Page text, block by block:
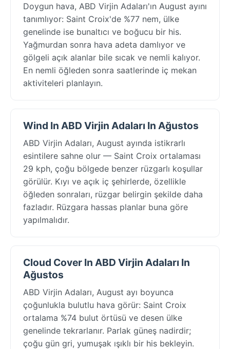
Doygun hava, ABD Virjin Adaları'ın August ayını
tanımlıyor: Saint Croix'de %77 nem, ülke
genelinde ise bunaltıcı ve boğucu bir his.
Yağmurdan sonra hava adeta damlıyor ve
gölgeli açık alanlar bile sıcak ve nemli kalıyor.
En nemli öğleden sonra saatlerinde iç mekan
aktiviteleri planlayın.
Wind In ABD Virjin Adaları In Ağustos
ABD Virjin Adaları, August ayında istikrarlı
esintilere sahne olur — Saint Croix ortalaması
29 kph, çoğu bölgede benzer rüzgarlı koşullar
görülür. Kıyı ve açık iç şehirlerde, özellikle
öğleden sonraları, rüzgar belirgin şekilde daha
fazladır. Rüzgara hassas planlar buna göre
yapılmalıdır.
Cloud Cover In ABD Virjin Adaları In
Ağustos
ABD Virjin Adaları, August ayı boyunca
çoğunlukla bulutlu hava görür: Saint Croix
ortalama %74 bulut örtüsü ve desen ülke
genelinde tekrarlanır. Parlak güneş nadirdir;
çoğu gün gri, yumuşak ışıklı bir his bekleyin.